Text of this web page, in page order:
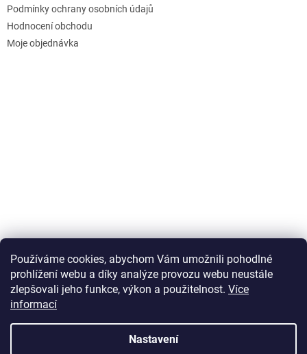
Používáme cookies, abychom Vám umožnili pohodlné
prohlížení webu a díky analýze provozu webu neustále
zlepšovali jeho funkce, výkon a použitelnost. Více
informací
Nastavení
Podmínky ochrany osobních údajů
Hodnocení obchodu
Moje objednávka